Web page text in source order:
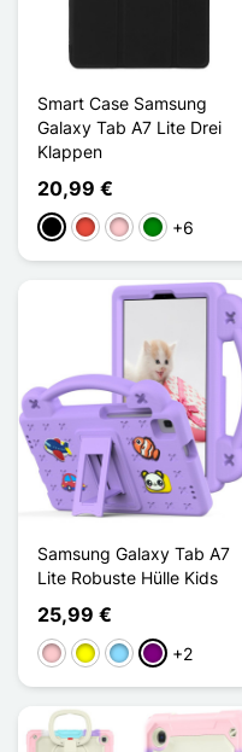
Smart Case Samsung
Galaxy Tab A7 Lite Drei
Klappen
20,99 €
Schwarz
Rot PinkGrün+6
Samsung Galaxy Tab A7
Lite Robuste Hülle Kids
25,99 €
PinkGelbHellblauViolett
+2